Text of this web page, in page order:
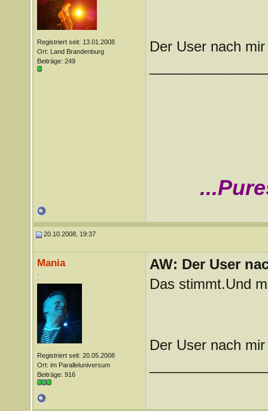
Registriert seit: 13.01.2008
Ort: Land Brandenburg
Beiträge: 249
Der User nach
20.10.2008, 19:37
Mania
Registriert seit: 20.05.2008
Ort: im Paralleluniversum
Beiträge: 916
AW: Der User
Das stimmt.Und
Der User nach